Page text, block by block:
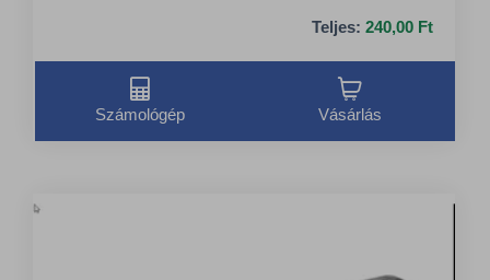
Teljes: 240,00 Ft
Számológép Vásárlás